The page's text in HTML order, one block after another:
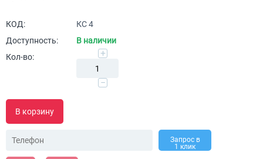
КОД:
КС 4
Доступность:
В наличии
Кол-во:
+
−
В корзину
Запрос в
1 клик